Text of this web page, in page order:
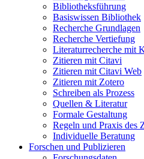
Bibliotheksführung
Basiswissen Bibliothek
Recherche Grundlagen
Recherche Vertiefung
Literaturrecherche mit
Zitieren mit Citavi
Zitieren mit Citavi Web
Zitieren mit Zotero
Schreiben als Prozess
Quellen & Literatur
Formale Gestaltung
Regeln und Praxis des
Individuelle Beratung
Forschen und Publizieren